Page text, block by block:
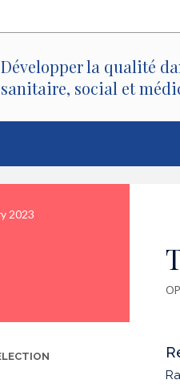
Développer la qualité
sanitaire, social et
2023